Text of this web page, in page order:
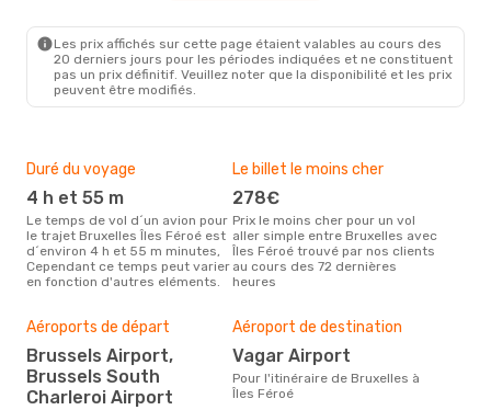
Atlantic Airways1 Escale
FAE- BRU
Les prix affichés sur cette page étaient valables au cours des
20 derniers jours pour les périodes indiquées et ne constituent
pas un prix définitif. Veuillez noter que la disponibilité et les prix
peuvent être modifiés.
Duré du voyage
4 h et 55 m
Le temps de vol d´un avion pour
le trajet Bruxelles Îles Féroé est
d´environ 4 h et 55 m minutes,
Cependant ce temps peut varier
en fonction d'autres eléments.
Le billet le moins cher
278€
Prix le moins cher pour un vol
aller simple entre Bruxelles avec
Îles Féroé trouvé par nos clients
au cours des 72 dernières
heures
Aéroports de départ
Brussels Airport,
Brussels South
Charleroi Airport
Aéroport de destination
Vagar Airport
Pour l'itinéraire de Bruxelles à
Îles Féroé